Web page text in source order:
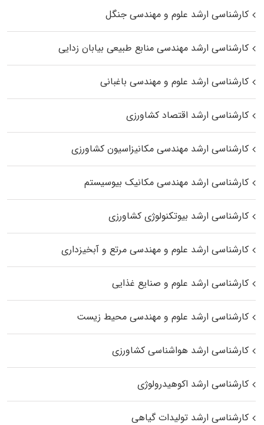
کارشناسی ارشد علوم و مهندسی جنگل
کارشناسی ارشد مهندسی منابع طبیعی بیابان زدایی
کارشناسی ارشد علوم و مهندسی باغبانی
کارشناسی ارشد اقتصاد کشاورزی
کارشناسی ارشد مهندسی مکانیزاسیون کشاورزی
کارشناسی ارشد مهندسی مکانیک بیوسیستم
کارشناسی ارشد بیوتکنولوژی کشاورزی
کارشناسی ارشد علوم و مهندسی مرتع و آبخیزداری
کارشناسی ارشد علوم و صنایع غذایی
کارشناسی ارشد علوم و مهندسی محیط زیست
کارشناسی ارشد هواشناسی کشاورزی
کارشناسی ارشد اکوهیدرولوژی
کارشناسی ارشد تولیدات گیاهی